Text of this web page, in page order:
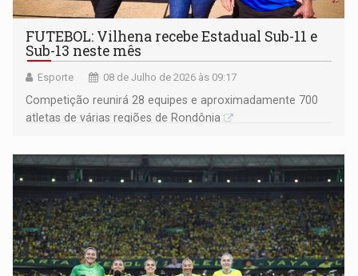
FUTEBOL: Vilhena recebe Estadual Sub-11 e
Sub-13 neste mês
Esporte 08 de Julho de 2026 às 09:17
Competição reunirá 28 equipes e aproximadamente 700
atletas de várias regiões de Rondônia